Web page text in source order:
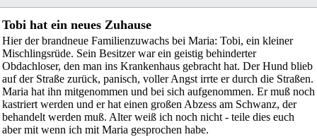
Tobi hat ein neues Zuhause
Hier der brandneue Familienzuwachs bei Maria: Tobi, ein kleiner
Mischlingsrüde. Sein Besitzer war ein geistig behinderter
Obdachloser, den man ins Krankenhaus gebracht hat. Der Hund blieb
auf der Straße zurück, panisch, voller Angst irrte er durch die Straßen.
Maria hat ihn mitgenommen und bei sich aufgenommen. Er muß noch
kastriert werden und er hat einen großen Abzess am Schwanz, der
behandelt werden muß. Alter weiß ich noch nicht - teile dies euch
aber mit wenn ich mit Maria gesprochen habe.